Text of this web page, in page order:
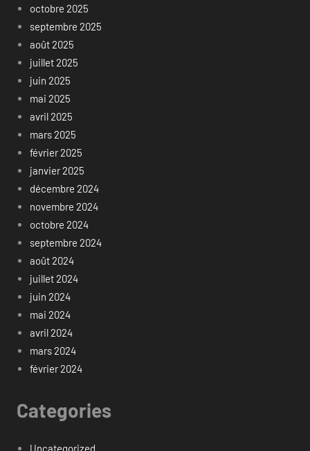
octobre 2025
septembre 2025
août 2025
juillet 2025
juin 2025
mai 2025
avril 2025
mars 2025
février 2025
janvier 2025
décembre 2024
novembre 2024
octobre 2024
septembre 2024
août 2024
juillet 2024
juin 2024
mai 2024
avril 2024
mars 2024
février 2024
Categories
Uncategorized